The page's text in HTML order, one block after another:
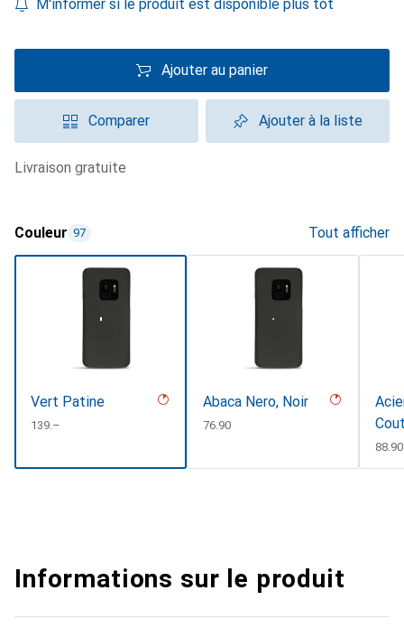
M'informer si le produit est disponible plus tôt
Ajouter au panier
Comparer Ajouter à la liste
livraison gratuite
Couleur 97 Tout afficher
Vert Patine
CHF
139.–
Abaca Nero, Noir
CHF
76.90
CHF
88.90
Informations sur le produit